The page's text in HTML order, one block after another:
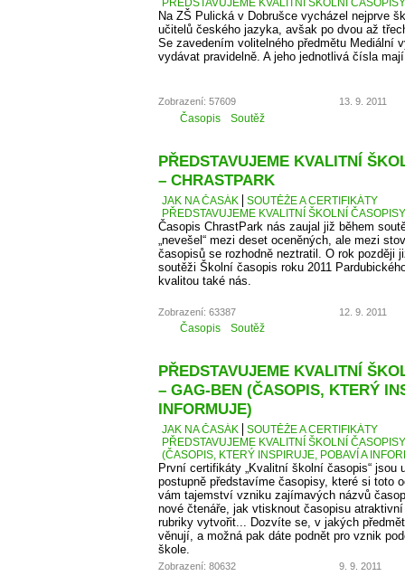
PŘEDSTAVUJEME KVALITNÍ ŠKOLNÍ
Na ZŠ Pulická v Dobrušce vycházel nejprve
učitelů českého jazyka, avšak po dvou až
Se zavedením volitelného předmětu Mediální
vydávat pravidelně. A jeho jednotlivá čísla
Zobrazení: 57609 13. 9. 2011
Časopis Soutěž
PŘEDSTAVUJEME KVALITNÍ
– CHRASTPARK
JAK NA ČASÁK
SOUTĚŽE A CERTIFIKÁTY
PŘEDSTAVUJEME KVALITNÍ ŠKOLNÍ
Časopis ChrastPark nás zaujal již během
„nevešel“ mezi deset oceněných, ale mezi
časopisů se rozhodně neztratil. O rok později
soutěži Školní časopis roku 2011
kvalitou také nás.
Zobrazení: 63387 12. 9. 2011
Časopis Soutěž
PŘEDSTAVUJEME KVALITNÍ
– GAG-BEN (ČASOPIS, KTERÝ
INFORMUJE)
JAK NA ČASÁK
SOUTĚŽE A CERTIFIKÁTY
PŘEDSTAVUJEME KVALITNÍ ŠKOLNÍ
(ČASOPIS, KTERÝ INSPIRUJE, POBAVÍ A
První certifikáty „Kvalitní školní časopis“ jsou
postupně představíme časopisy, které si toto
vám tajemství vzniku zajímavých názvů
nové čtenáře, jak vtisknout časopisu
rubriky vytvořit... Dozvíte se, v jakých
věnují, a možná pak dáte podnět pro vznik
škole.
Zobrazení: 80632 9. 9. 2011